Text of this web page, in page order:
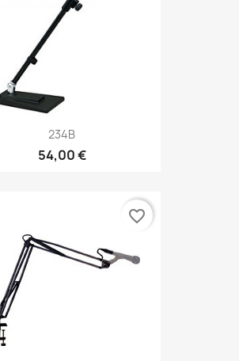
234B
54,00 €
favorite_border